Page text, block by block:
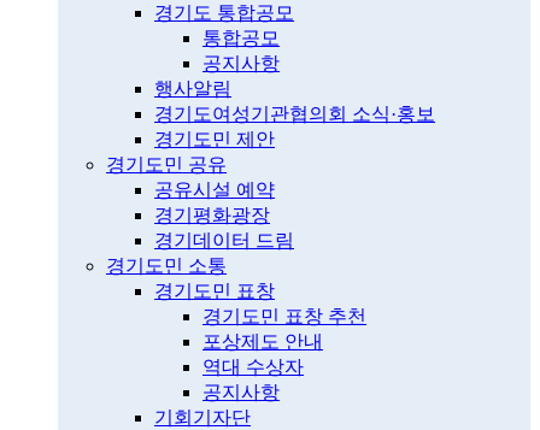
경기도 통합공모
통합공모
공지사항
행사알림
경기도여성기관협의회 소식·홍보
경기도민 제안
경기도민 공유
공유시설 예약
경기평화광장
경기데이터 드림
경기도민 소통
경기도민 표창
경기도민 표창 추천
포상제도 안내
역대 수상자
공지사항
기회기자단